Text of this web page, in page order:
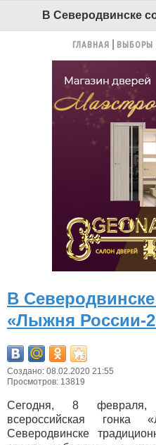
ГЛАВНАЯ ВЫБОРЫ
В
«Лыжня России-
Создано: 08.02.2020 21:55
Просмотров: 13819
Сегодня, 8 февраля,
всероссийская гонка
Северодвинске